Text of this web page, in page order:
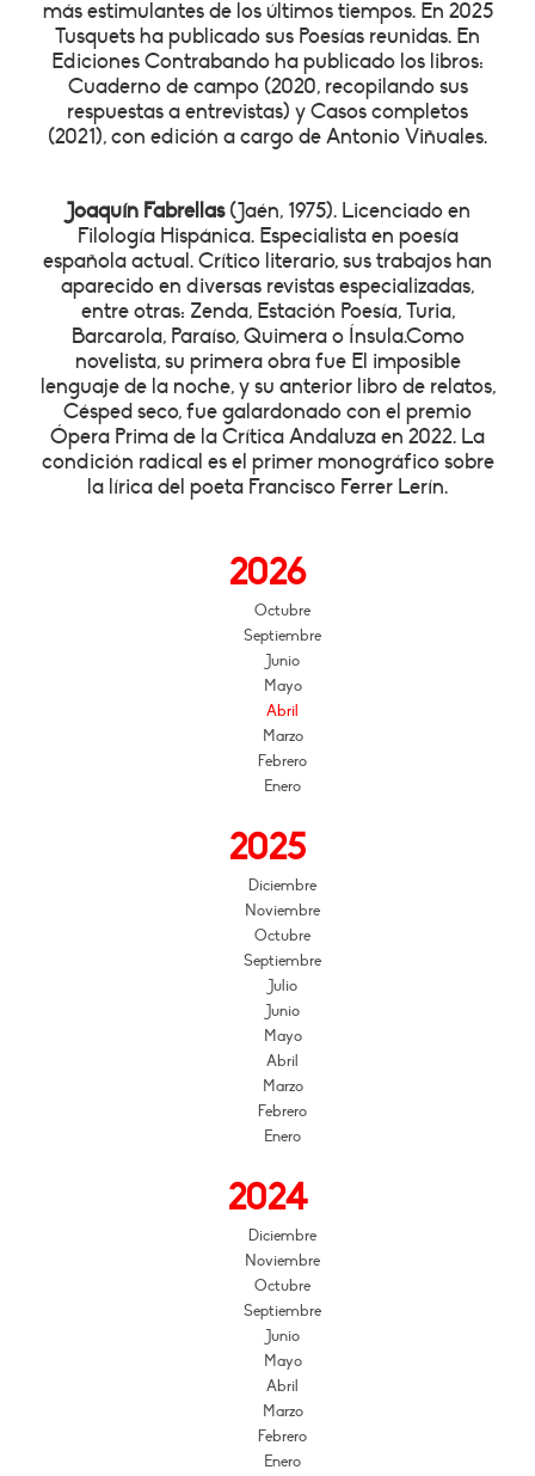
más estimulantes de los últimos tiempos. En 2025
Tusquets ha publicado sus Poesías reunidas. En
Ediciones Contrabando ha publicado los libros:
Cuaderno de campo (2020, recopilando sus
respuestas a entrevistas) y Casos completos
(2021), con edición a cargo de Antonio Viñuales.
Joaquín Fabrellas(Jaén, 1975). Licenciado en
Filología Hispánica. Especialista en poesía
española actual. Crítico literario, sus trabajos han
aparecido en diversas revistas especializadas,
entre otras: Zenda, Estación Poesía, Turia,
Barcarola, Paraíso, Quimera o Ínsula.Como
novelista, su primera obra fue El imposible
lenguaje de la noche, y su anterior libro de relatos,
Césped seco, fue galardonado con el premio
Ópera Prima de la Crítica Andaluza en 2022. La
condición radical es el primer monográfico sobre
la lírica del poeta Francisco Ferrer Lerín.
2026
Octubre
Septiembre
Junio
Mayo
Abril
Marzo
Febrero
Enero
2025
Diciembre
Noviembre
Octubre
Septiembre
Julio
Junio
Mayo
Abril
Marzo
Febrero
Enero
2024
Diciembre
Noviembre
Octubre
Septiembre
Junio
Mayo
Abril
Marzo
Febrero
Enero